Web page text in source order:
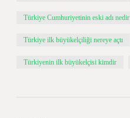
Türkiye Cumhuriyetinin eski adı nedir
Türkiye ilk büyükelçiliği nereye açtı
Türkiyenin ilk büyükelçisi kimdir